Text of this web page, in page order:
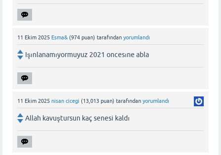
11 Ekim 2025 Esma& (974 puan) tarafından yorumlandı
Işınlanamıyormuyuz 2021 oncesıne abla
11 Ekim 2025 nisan cicegi (13,013 puan) tarafından yorumlandı
Allah kavuştursun kaç senesi kaldı